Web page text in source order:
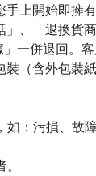
上開始即擁
、「退換貨
一併退回。
（含外包裝
：污損、故